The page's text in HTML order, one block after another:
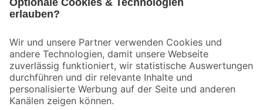
Der toom Newsletter: Keine Angebote und Aktionen mehr verpassen!
Zur Newsletter Anmeldung
Folge uns